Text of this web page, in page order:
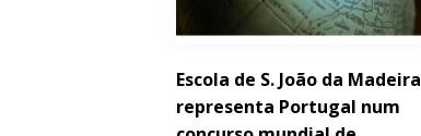
Escola de S. João da Madeira
representa Portugal num